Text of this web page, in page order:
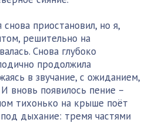
приостановил, но я,
решительно на
Снова глубоко
продолжила
в звучание, с ожиданием,
вновь появилось пение –
тихонько на крыше поёт
дыхание: тремя частями